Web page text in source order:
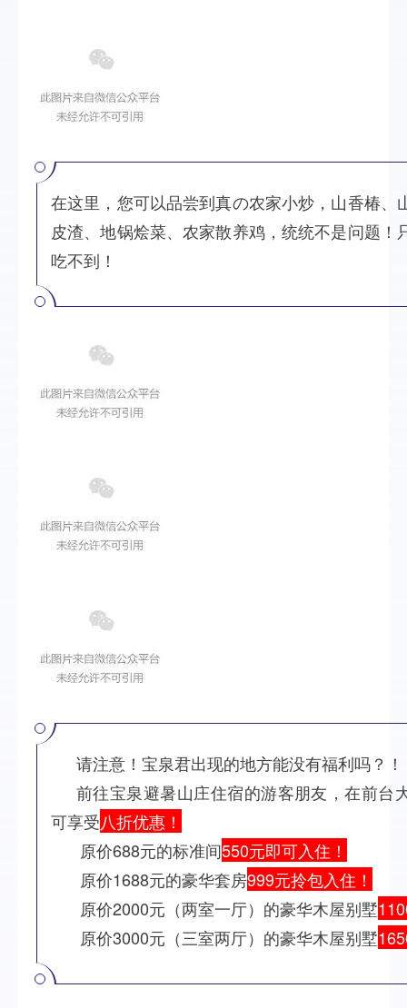
在这里，您可以品尝到真の农家小炒，山香椿、
皮渣、地锅烩菜、农家散养鸡，统统不是问题！
吃不到！
请注意！宝泉君出现的地方能没有福利吗？！
前往宝泉避暑山庄住宿的游客朋友，在前台
可享受八折优惠！
原价688元的标准间550元即可入住！
原价1688元的豪华套房999元拎包入住！
原价2000元（两室一厅）的豪华木屋别墅
原价3000元（三室两厅）的豪华木屋别墅